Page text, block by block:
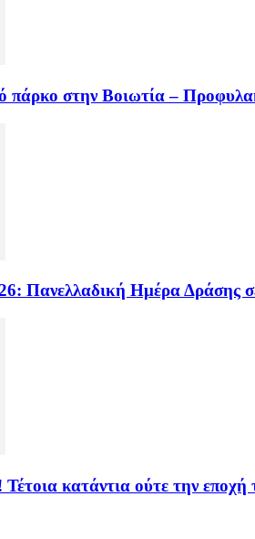
πάρκο στην Βοιωτία –
Πανελλαδική Ημέρα Δράσης
Τέτοια κατάντια ούτε την